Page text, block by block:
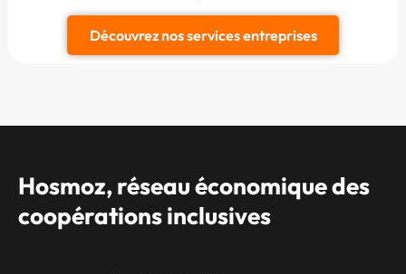
Découvrez nos services entreprises
Hosmoz, réseau économique des
coopérations inclusives